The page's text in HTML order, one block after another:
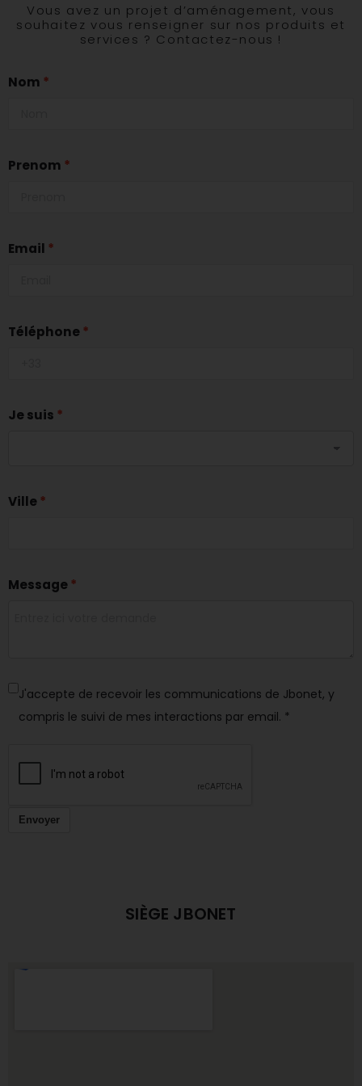
Vous avez un projet d’aménagement, vous
souhaitez vous renseigner sur nos produits et
services ? Contactez-nous !
Nom
Prenom
Email
Téléphone
Je suis
Ville
Message
J'accepte de recevoir les communications de Jbonet, y
compris le suivi de mes interactions par email. *
Envoyer
SIÈGE JBONET